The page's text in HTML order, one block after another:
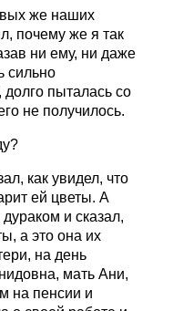
же наших
почему же я так
ни ему, ни даже
сильно
пыталась со
не получилось.
как увидел, что
ей цветы. А
и сказал,
а это она их
на день
мать Ани,
на пенсии и